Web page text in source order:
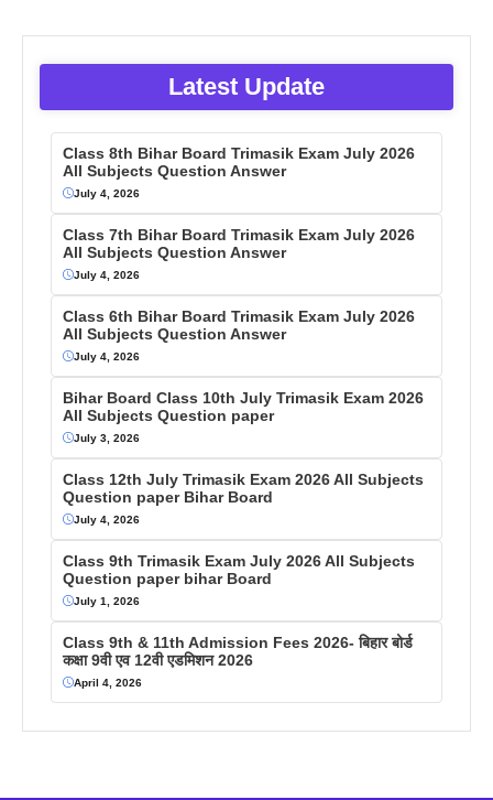
Latest Update
Class 8th Bihar Board Trimasik Exam July 2026
All Subjects Question Answer
July 4, 2026
Class 7th Bihar Board Trimasik Exam July 2026
All Subjects Question Answer
July 4, 2026
Class 6th Bihar Board Trimasik Exam July 2026
All Subjects Question Answer
July 4, 2026
Bihar Board Class 10th July Trimasik Exam 2026
All Subjects Question paper
July 3, 2026
Class 12th July Trimasik Exam 2026 All Subjects
Question paper Bihar Board
July 4, 2026
Class 9th Trimasik Exam July 2026 All Subjects
Question paper bihar Board
July 1, 2026
Class 9th & 11th Admission Fees 2026- बिहार बोर्ड
कक्षा 9वी एव 12वी एडमिशन 2026
April 4, 2026